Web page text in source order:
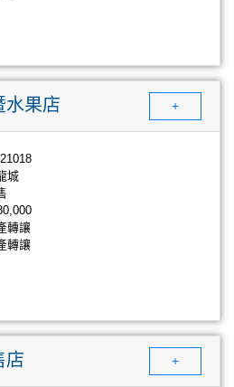
水果店 +
城
轉讓
轉讓
店 +